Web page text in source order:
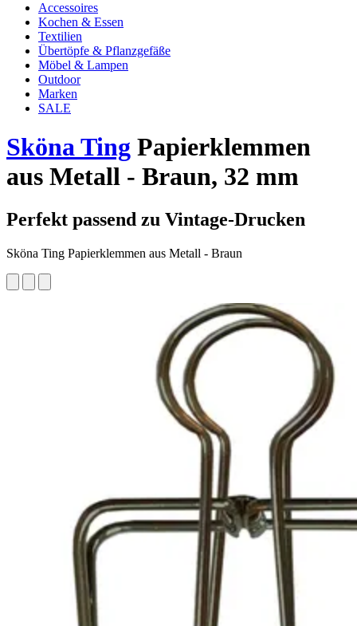
Accessoires
Kochen & Essen
Textilien
Übertöpfe & Pflanzgefäße
Möbel & Lampen
Outdoor
Marken
SALE
Sköna Ting Papierklemmen
aus Metall - Braun, 32 mm
Perfekt passend zu Vintage-Drucken
Sköna Ting Papierklemmen aus Metall - Braun